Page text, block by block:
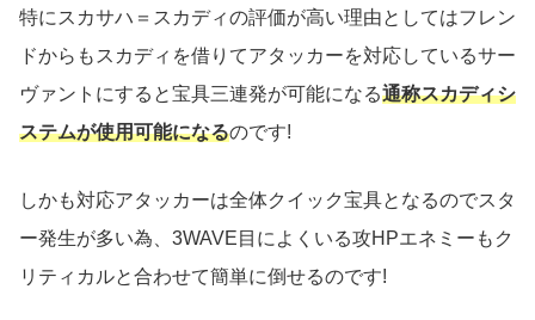
特にスカサハ＝スカディの評価が高い理由としてはフレン
ドからもスカディを借りてアタッカーを対応しているサー
ヴァントにすると宝具三連発が可能になる通称スカディシ
ステムが使用可能になるのです!
しかも対応アタッカーは全体クイック宝具となるのでスタ
ー発生が多い為、3WAVE目によくいる攻HPエネミーもク
リティカルと合わせて簡単に倒せるのです!